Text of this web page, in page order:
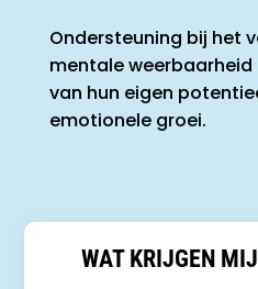
Ondersteuning bij het
mentale
van hun eigen
emotionele groei.
WAT KRIJGEN